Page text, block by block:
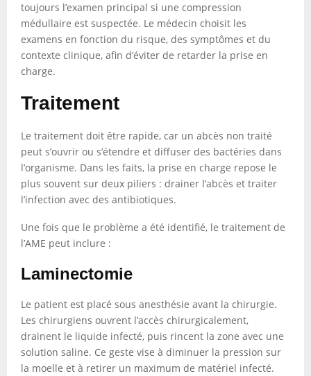
toujours l’examen principal si une compression
médullaire est suspectée. Le médecin choisit les
examens en fonction du risque, des symptômes et du
contexte clinique, afin d’éviter de retarder la prise en
charge.
Traitement
Le traitement doit être rapide, car un abcès non traité
peut s’ouvrir ou s’étendre et diffuser des bactéries dans
l’organisme. Dans les faits, la prise en charge repose le
plus souvent sur deux piliers : drainer l’abcès et traiter
l’infection avec des antibiotiques.
Une fois que le problème a été identifié, le traitement de
l’AME peut inclure :
Laminectomie
Le patient est placé sous anesthésie avant la chirurgie.
Les chirurgiens ouvrent l’accès chirurgicalement,
drainent le liquide infecté, puis rincent la zone avec une
solution saline. Ce geste vise à diminuer la pression sur
la moelle et à retirer un maximum de matériel infecté.